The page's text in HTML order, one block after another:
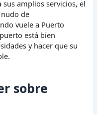
sus amplios servicios, el
de
vuele a Puerto
está bien
y hacer que su
sobre